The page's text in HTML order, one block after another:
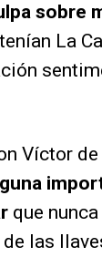
sobre
La
Víctor de
que
las